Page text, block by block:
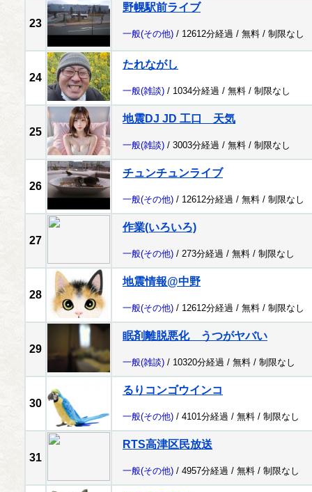
23
野幌駅前ライブ
一般(その他) / 12612分経過 / 無料 / 制限なし
24
たれながし
一般(雑談) / 1034分経過 / 無料 / 制限なし
25
地震DJ JD 工口 天気
一般(雑談) / 3003分経過 / 無料 / 制限なし
26
チュンチュンライブ
一般(その他) / 12612分経過 / 無料 / 制限なし
27
作業(いろいろ)
一般(その他) / 273分経過 / 無料 / 制限なし
28
地震情報@中野
一般(その他) / 12612分経過 / 無料 / 制限なし
29
眠剤離脱悪化 うつがヤバい
一般(雑談) / 10320分経過 / 無料 / 制限なし
30
るりコンゴウインコ
一般(その他) / 4101分経過 / 無料 / 制限なし
31
RTS高津区民放送
一般(その他) / 4957分経過 / 無料 / 制限なし